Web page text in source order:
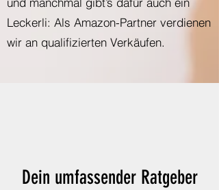
Leckerli: Als Amazon-Partner verdienen
wir an qualifizierten Verkäufen.
Dein umfassender Ratgeber